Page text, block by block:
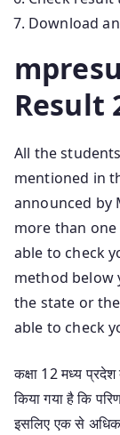
Download
Result
All the
mentioned in
announced by
more than
able to check
method below
the state or
able to check
कक्षा 12 मध्य
किया गया है कि
इसलिए एक से अधिक